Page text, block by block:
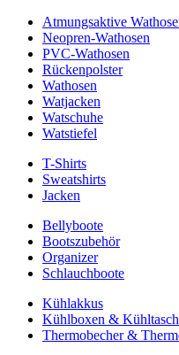
Atmungsaktive
Neopren-Wathosen
PVC-Wathosen
Rückenpolster
Wathosen
Watjacken
Watschuhe
Watstiefel
T-Shirts
Sweatshirts
Jacken
Bellyboote
Bootszubehör
Organizer
Schlauchboote
Kühlakkus
Kühlboxen &
Thermobecher &